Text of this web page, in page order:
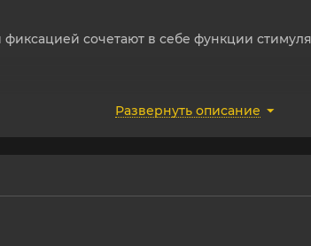
сочетают в себе функции
бусиной для регулировки сжатия.
кристаллами для усиления ощущений при
без никеля.
Развернуть описание